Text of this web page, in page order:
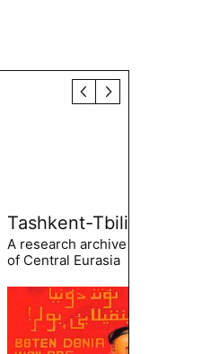
Tashkent-Tbilisi
A research archive of the
of Central Eurasia